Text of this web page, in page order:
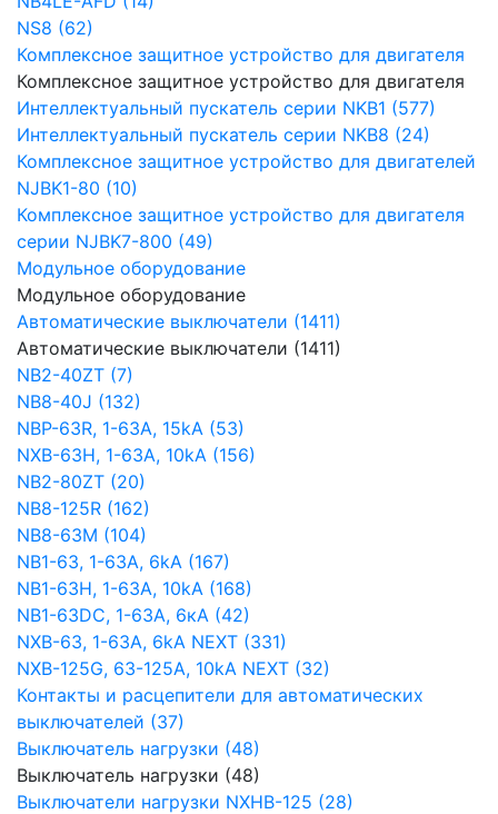
NS8 (62)
Комплексное защитное устройство для двигателя
Комплексное защитное устройство для двигателя
Интеллектуальный пускатель серии NKB1 (577)
Интеллектуальный пускатель серии NKB8 (24)
Комплексное защитное устройство для двигателей
NJBK1-80 (10)
Комплексное защитное устройство для двигателя
серии NJBK7-800 (49)
Модульное оборудование
Модульное оборудование
Автоматические выключатели (1411)
Автоматические выключатели (1411)
NB2-40ZT (7)
NB8-40J (132)
NBP-63R, 1-63A, 15kA (53)
NXB-63H, 1-63A, 10kA (156)
NB2-80ZT (20)
NB8-125R (162)
NB8-63М (104)
NB1-63, 1-63А, 6kA (167)
NB1-63H, 1-63А, 10kA (168)
NB1-63DC, 1-63А, 6кА (42)
NXB-63, 1-63А, 6kA NEXT (331)
NXB-125G, 63-125А, 10kA NEXT (32)
Контакты и расцепители для автоматических
выключателей (37)
Выключатель нагрузки (48)
Выключатель нагрузки (48)
Выключатели нагрузки NXHB-125 (28)